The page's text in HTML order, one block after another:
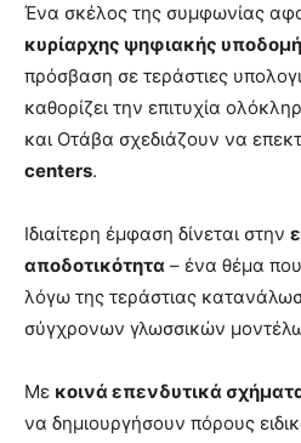
Ένα σκέλος της συμφωνίας
κυρίαρχης ψηφιακής
πρόσβαση σε τεράστιες
καθορίζει την επιτυχία
και Οτάβα σχεδιάζουν να
centers.
Ιδιαίτερη έμφαση δίνεται στην
αποδοτικότητα – ένα θέμα
λόγω της τεράστιας
σύγχρονων γλωσσικών
Με κοινά επενδυτικά
να δημιουργήσουν πόρους